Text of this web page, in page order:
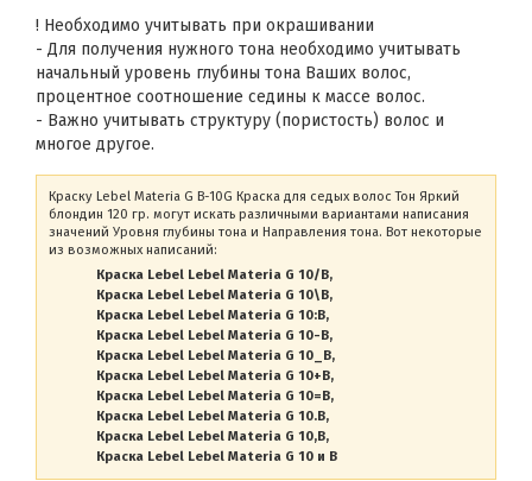
! Необходимо учитывать при окрашивании
- Для получения нужного тона необходимо учитывать
начальный уровень глубины тона Ваших волос,
процентное соотношение седины к массе волос.
- Важно учитывать структуру (пористость) волос и
многое другое.
Краску Lebel Materia G B-10G Краска для седых волос Тон Яркий
блондин 120 гр. могут искать различными вариантами написания
значений Уровня глубины тона и Направления тона. Вот некоторые
из возможных написаний:
Краска Lebel Lebel Materia G 10/B
Краска Lebel Lebel Materia G 10\B
Краска Lebel Lebel Materia G 10:B
Краска Lebel Lebel Materia G 10-B
Краска Lebel Lebel Materia G 10_B
Краска Lebel Lebel Materia G 10+B
Краска Lebel Lebel Materia G 10=B
Краска Lebel Lebel Materia G 10.B
Краска Lebel Lebel Materia G 10,B
Краска Lebel Lebel Materia G 10 и B